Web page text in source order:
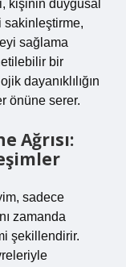
kişinin duygusal
sakinleştirme,
sağlama
bir
dayanıklılığın
önüne serer.
Ağrısı:
sadece
zamanda
şekillendirir.